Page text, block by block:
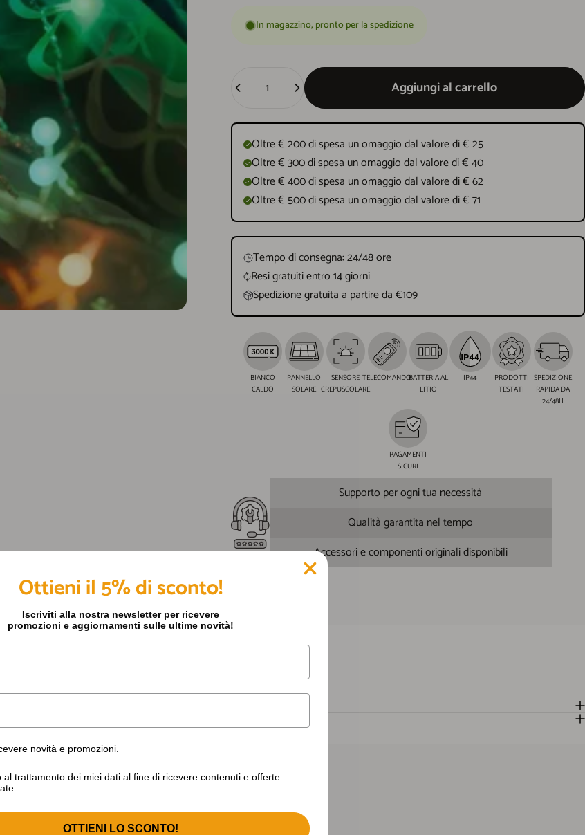
In magazzino, pronto per la spedizione
Aggiungi al carrello
Oltre € 200 di spesa un omaggio dal valore di € 25
Oltre € 300 di spesa un omaggio dal valore di € 40
Oltre € 400 di spesa un omaggio dal valore di € 62
Oltre € 500 di spesa un omaggio dal valore di € 71
Tempo di consegna: 24/48 ore
Resi gratuiti entro 14 giorni
Spedizione gratuita a partire da €109
BIANCO
CALDO
PANNELLO
SOLARE
SENSORE
CREPUSCOLARE
TELECOMANDOBATTERIA AL
LITIO
IP44
PRODOTTI
TESTATI
SPEDIZIONE
RAPIDA DA
24/48H
PAGAMENTI
SICURI
Supporto per ogni tua necessità
Qualità garantita nel tempo
Accessori e componenti originali disponibili
Ottieni il 5% di sconto!
Iscriviti alla nostra newsletter per ricevere
promozioni e aggiornamenti sulle ultime novità!
novità e promozioni.
novità e promozioni.
dei miei dati al fine di ricevere contenuti e offerte personalizzate.
al trattamento dei miei dati al fine di ricevere contenuti e offerte
OTTIENI LO SCONTO!